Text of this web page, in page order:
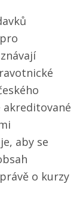
akreditované
aby se
o kurzy